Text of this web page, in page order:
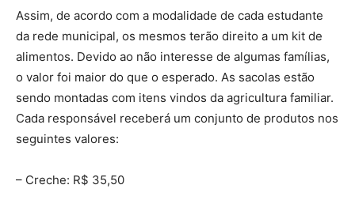
Assim, de acordo com a modalidade de cada estudante
da rede municipal, os mesmos terão direito a um kit de
alimentos. Devido ao não interesse de algumas famílias,
o valor foi maior do que o esperado. As sacolas estão
sendo montadas com itens vindos da agricultura familiar.
Cada responsável receberá um conjunto de produtos nos
seguintes valores:
– Creche: R$ 35,50